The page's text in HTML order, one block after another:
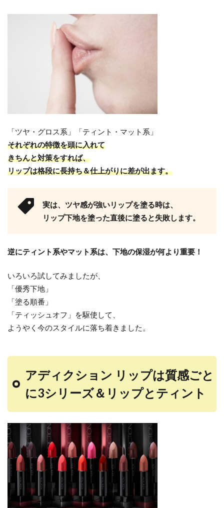
「ツヤ・グロス系」「ティント・マット系」
それぞれの特徴を頭に入れて
きちんと対策をすれば、
リップは格段に長持ち＆仕上がりに差が出ます。
実は、ツヤ感が強いリップを塗る時は、
リップ下地を塗った直後に塗ると失敗します。
逆にティント系やマット系は、下地の保湿が何より重要！
いろいろ試してみましたが、
「優秀下地」
「塗る順番」
「ティッシュオフ」を駆使して、
ようやく今のスタイルに落ち着きました。
アディクション リップは質感ごと
に3シリーズ＆リップとティント